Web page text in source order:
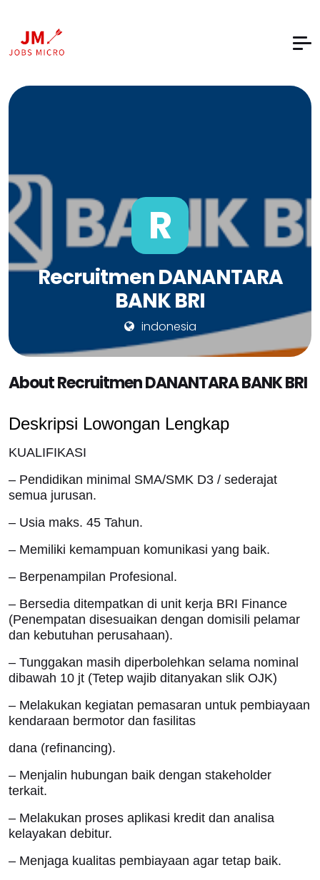
R
Recruitmen DANANTARA
BANK BRI
indonesia
About Recruitmen DANANTARA BANK BRI
Deskripsi Lowongan Lengkap
KUALIFIKASI
– Pendidikan minimal SMA/SMK D3 / sederajat
semua jurusan.
– Usia maks. 45 Tahun.
– Memiliki kemampuan komunikasi yang baik.
– Berpenampilan Profesional.
– Bersedia ditempatkan di unit kerja BRI Finance
(Penempatan disesuaikan dengan domisili pelamar
dan kebutuhan perusahaan).
– Tunggakan masih diperbolehkan selama nominal
dibawah 10 jt (Tetep wajib ditanyakan slik OJK)
– Melakukan kegiatan pemasaran untuk pembiayaan
kendaraan bermotor dan fasilitas
dana (refinancing).
– Menjalin hubungan baik dengan stakeholder
terkait.
– Melakukan proses aplikasi kredit dan analisa
kelayakan debitur.
– Menjaga kualitas pembiayaan agar tetap baik.